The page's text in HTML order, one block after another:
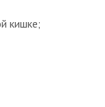
кишке;